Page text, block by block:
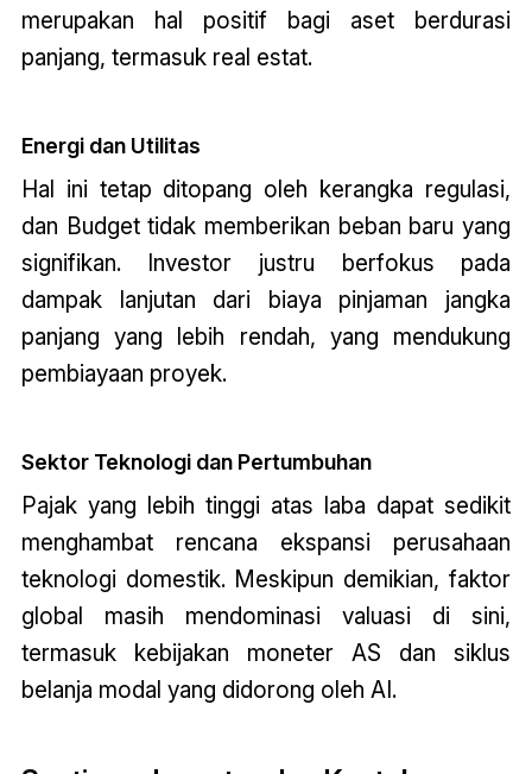
merupakan hal positif bagi aset berdurasi
panjang, termasuk real estat.
Energi dan Utilitas
Hal ini tetap ditopang oleh kerangka regulasi,
dan Budgettidak memberikan beban baru yang
signifikan. Investor justru berfokus pada
dampak lanjutan dari biaya pinjaman jangka
panjang yang lebih rendah, yang mendukung
pembiayaan proyek.
Sektor Teknologi dan Pertumbuhan
Pajak yang lebih tinggi atas laba dapat sedikit
menghambat rencana ekspansi perusahaan
teknologi domestik. Meskipun demikian, faktor
global masih mendominasi valuasi di sini,
termasuk kebijakan moneter AS dan siklus
belanja modal yang didorong oleh AI.